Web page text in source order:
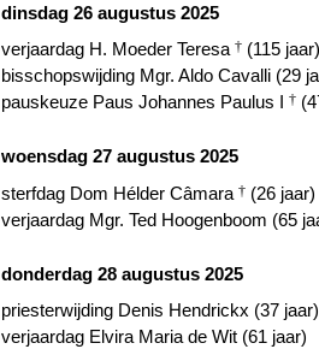
dinsdag 26 augustus 2025
verjaardag H. Moeder Teresa † (115 jaar)
bisschopswijding Mgr. Aldo Cavalli (29
pauskeuze Paus Johannes Paulus I †
woensdag 27 augustus 2025
sterfdag Dom Hélder Câmara † (26 jaar)
verjaardag Mgr. Ted Hoogenboom (65
donderdag 28 augustus 2025
priesterwijding Denis Hendrickx (37 jaar)
verjaardag Elvira Maria de Wit (61 jaar)